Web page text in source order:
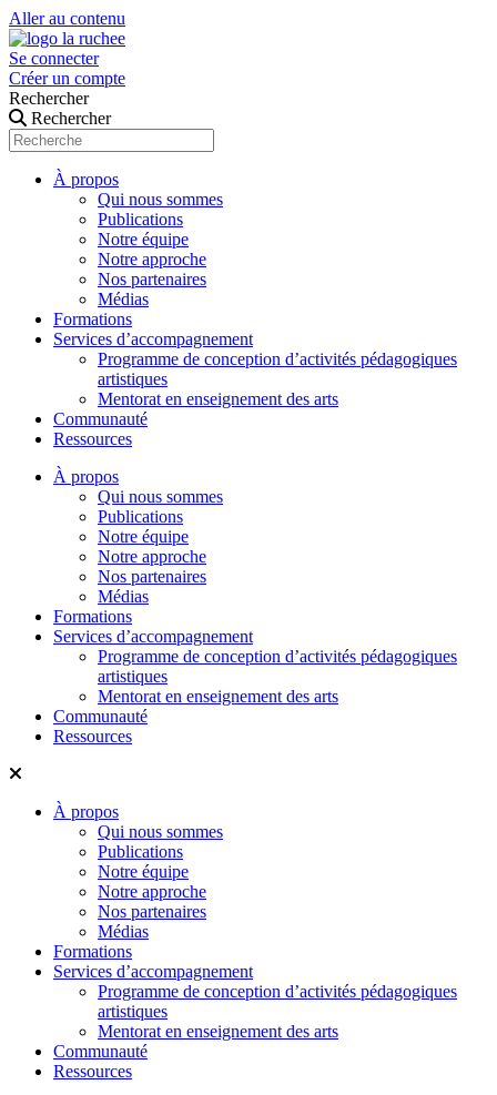
Aller au contenu
Se connecter
Créer un compte
Rechercher
Rechercher
À propos
Qui nous sommes
Publications
Notre équipe
Notre approche
Nos partenaires
Médias
Formations
Services d’accompagnement
Programme de conception d’activités pédagogiques
artistiques
Mentorat en enseignement des arts
Communauté
Ressources
À propos
Qui nous sommes
Publications
Notre équipe
Notre approche
Nos partenaires
Médias
Formations
Services d’accompagnement
Programme de conception d’activités pédagogiques
artistiques
Mentorat en enseignement des arts
Communauté
Ressources
À propos
Qui nous sommes
Publications
Notre équipe
Notre approche
Nos partenaires
Médias
Formations
Services d’accompagnement
Programme de conception d’activités pédagogiques
artistiques
Mentorat en enseignement des arts
Communauté
Ressources